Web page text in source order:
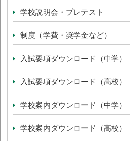
学校説明会・プレテスト
制度（学費・奨学金など）
入試要項ダウンロード（中学）
入試要項ダウンロード（高校）
学校案内ダウンロード（中学）
学校案内ダウンロード（高校）